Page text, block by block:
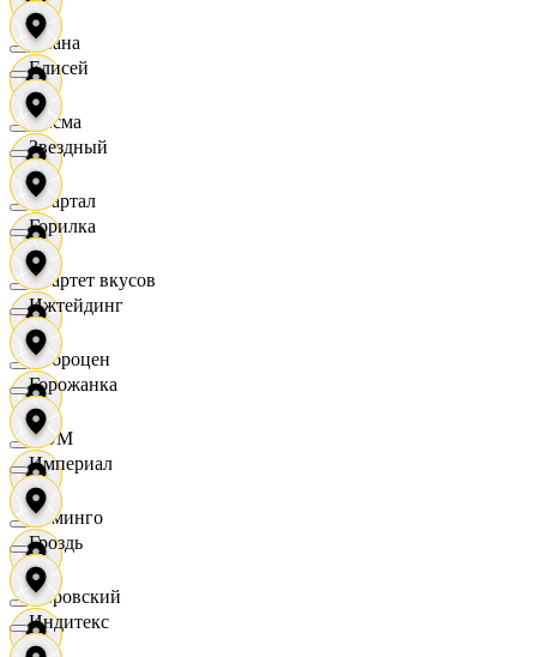
Диана
Дисма
Квартал
Квартет вкусов
Доброцен
ДОМ
Доминго
Кировский
Елисей
Звездный
Горилка
Ижтейдинг
Горожанка
Империал
Гроздь
Индитекс